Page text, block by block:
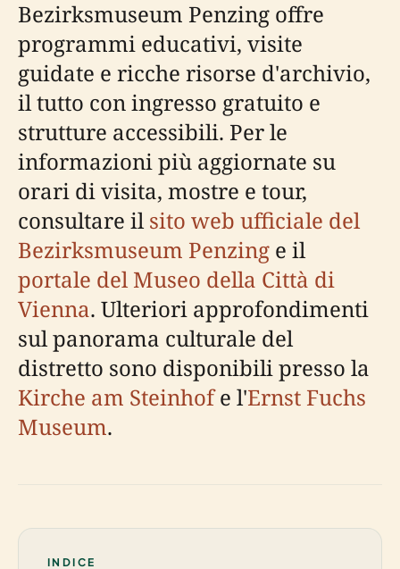
Bezirksmuseum Penzing offre
programmi educativi, visite
guidate e ricche risorse d'archivio,
il tutto con ingresso gratuito e
strutture accessibili. Per le
informazioni più aggiornate su
orari di visita, mostre e tour,
consultare ilsito web ufficiale del
Bezirksmuseum Penzing e il
portale del Museo della Città di
Vienna. Ulteriori approfondimenti
sul panorama culturale del
distretto sono disponibili presso la
Kirche am Steinhofe l'Ernst Fuchs
Museum.
INDICE